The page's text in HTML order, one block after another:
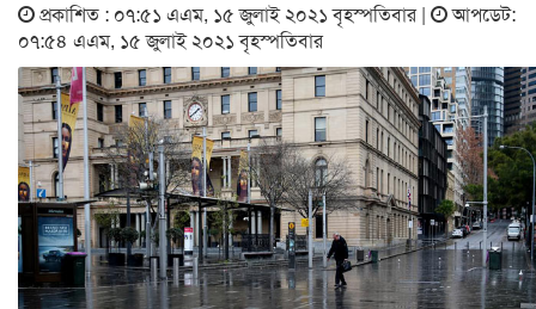
প্রকাশিত : ০৭:৫১ এএম, ১৫ জুলাই ২০২১ বৃহস্পতিবার |
আপডেট:
০৭:৫৪ এএম, ১৫ জুলাই ২০২১ বৃহস্পতিবার